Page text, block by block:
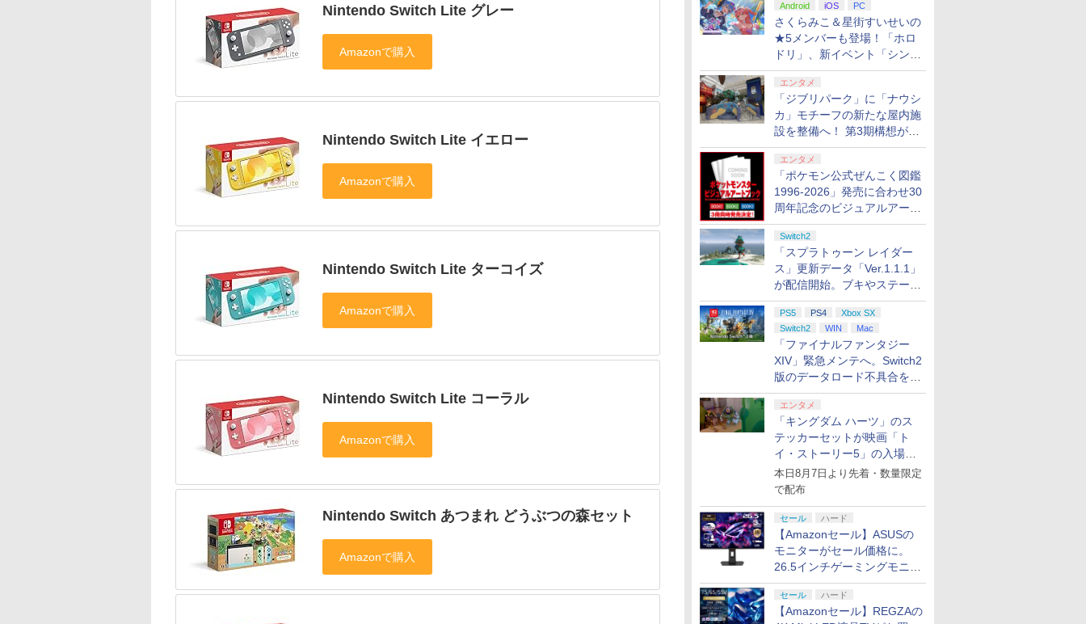
Android iOS PC
さくらみこ＆星街すいせいの
★5メンバーも登場！「ホロ
ドリ」、新イベント「シンク
ロする夏のスパークル」がス
タート
エンタメ
「ジブリパーク」に「ナウシ
カ」モチーフの新たな屋内施
設を整備へ！ 第3期構想が公
開
エンタメ
「ポケモン公式ぜんこく図鑑
1996-2026」発売に合わせ30
周年記念のビジュアルアート
ブック3冊同時発売が決定
Switch2
「スプラトゥーン レイダー
ス」更新データ「Ver.1.1.1」
が配信開始。ブキやステージ
に関する不具合を修正
PS5 PS4
Xbox SX
Switch2
WIN Mac
「ファイナルファンタジー
XIV」緊急メンテへ。Switch2
版のデータロード不具合を最
適化
エンタメ
「キングダム ハーツ」のス
テッカーセットが映画「ト
イ・ストーリー5」の入場特
典として配布決定！
本日8月7日より先着・数量限定
で配布
セール ハード
【Amazonセール】ASUSの
モニターがセール価格に。
26.5インチゲーミングモニタ
ー「ROG Strix OLED
XG27ACDMS」限定モデルも
お買い得
セール ハード
【Amazonセール】REGZAの
Nintendo Switch Lite グレー
Nintendo Switch Lite イエロー
Nintendo Switch Lite ターコイズ
Nintendo Switch Lite コーラル
Nintendo Switch あつまれ どうぶつの森セット